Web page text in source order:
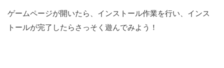
ゲームページが開いたら、インストール作業を行い、インス
トールが完了したらさっそく遊んでみよう！